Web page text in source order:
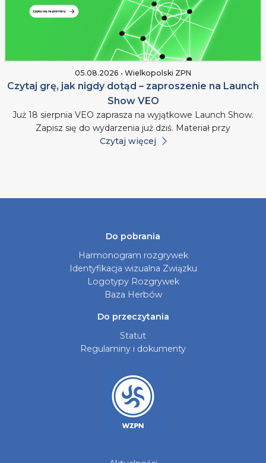
05.08.2026 • Wielkopolski ZPN
Czytaj grę, jak nigdy dotąd – zaproszenie na Launch
Show VEO
Już 18 sierpnia VEO zaprasza na wyjątkowe Launch Show.
Zapisz się do wydarzenia już dziś. Materiał przy
Czytaj więcej
Do pobrania
Harmonogram rozgrywek
Identyfikacja wizualna Związku
Logotypy Rozgrywek
Baza Herbów
Do przeczytania
Statut
Regulaminy i dokumenty